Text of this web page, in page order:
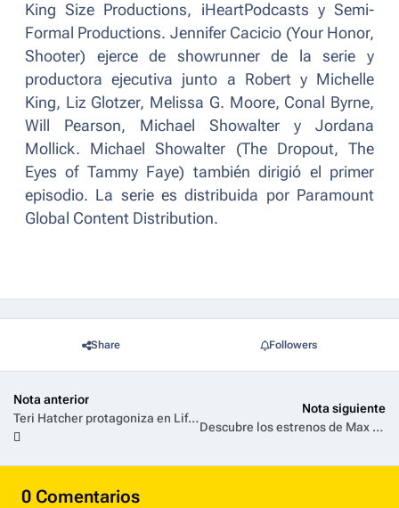
King Size Productions, iHeartPodcasts y Semi-
Formal Productions. Jennifer Cacicio (Your Honor,
Shooter) ejerce de showrunner de la serie y
productora ejecutiva junto a Robert y Michelle
King, Liz Glotzer, Melissa G. Moore, Conal Byrne,
Will Pearson, Michael Showalter y Jordana
Mollick. Michael Showalter (The Dropout,The
Eyes of Tammy Faye) también dirigió el primer
episodio. La serie es distribuida por Paramount
Global Content Distribution.
Share Followers
Nota anterior
Teri Hatcher protagoniza en Lifetime “La Verdad de Ruth Finley”
Nota siguiente
Descubre los estrenos de Max en Marzo 2025
0 Comentarios